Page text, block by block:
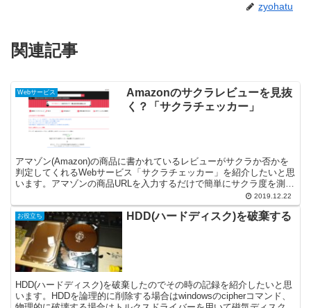
zyohatu
関連記事
Webサービス
Amazonのサクラレビューを見抜
く？「サクラチェッカー」
アマゾン(Amazon)の商品に書かれているレビューがサクラか否かを
判定してくれるWebサービス「サクラチェッカー」を紹介したいと思
います。アマゾンの商品URLを入力するだけで簡単にサクラ度を測定
2019.12.22
お役立ち HDD(ハードディスク)を破棄する
HDD(ハードディスク)を破棄したのでその時の記録を紹介したいと思
います。HDDを論理的に削除する場合はwindowsのcipherコマンド、